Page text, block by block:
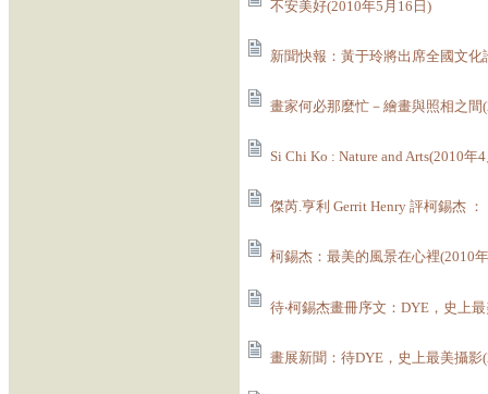
不安美好(2010年5月16日)
新聞快報：黃于玲將出席全國文
畫家何必那麼忙－繪畫與照相之間
Si Chi Ko : Nature and Arts(2010年
傑芮.亨利 Gerrit Henry 評柯錫杰
柯錫杰：最美的風景在心裡(2010
待‧柯錫杰畫冊序文：DYE，史上
畫展新聞：待DYE，史上最美攝影